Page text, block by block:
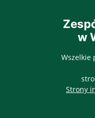
w
Wszelkie
Strony